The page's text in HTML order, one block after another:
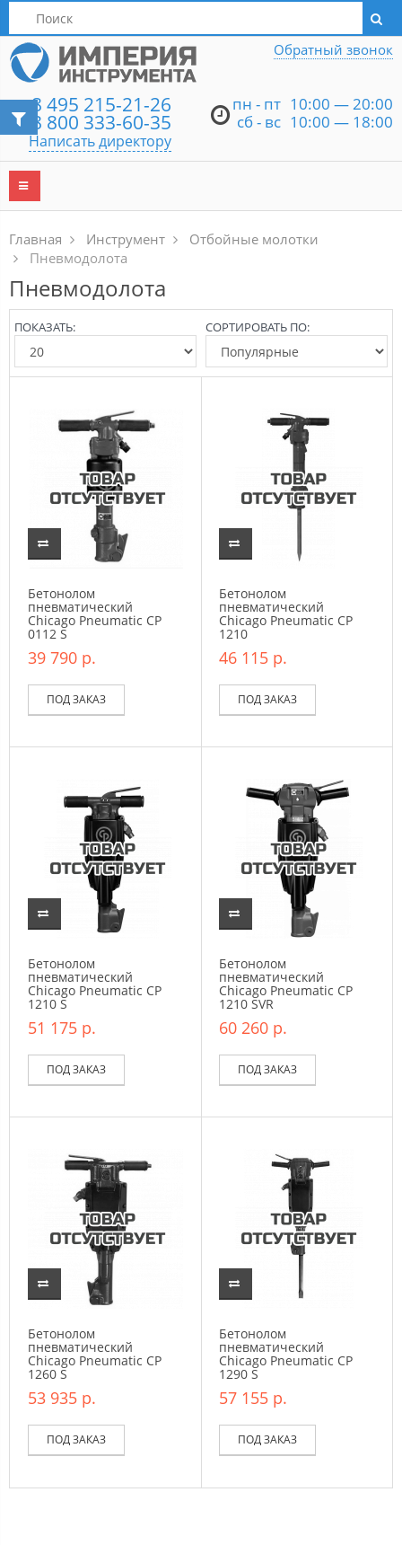
Написать директору
8 495 215-21-26
8 800 333-60-35
Написать директору
пн - пт 10:00 — 20:00
сб - вс 10:00 — 18:00
Обратный звонок
Главная Инструмент
Отбойные молотки
Пневмодолота
Пневмодолота
СОРТИРОВАТЬ ПО:
ПОКАЗАТЬ:
Бетонолом
пневматический
Chicago Pneumatic CP
0112 S
39 790 р.
ПОД ЗАКАЗ
Бетонолом
пневматический
Chicago Pneumatic CP
1210
46 115 р.
ПОД ЗАКАЗ
Бетонолом
пневматический
Chicago Pneumatic CP
1210 S
51 175 р.
ПОД ЗАКАЗ
Бетонолом
пневматический
Chicago Pneumatic CP
1210 SVR
60 260 р.
ПОД ЗАКАЗ
Бетонолом
пневматический
Chicago Pneumatic CP
1260 S
53 935 р.
ПОД ЗАКАЗ
Бетонолом
пневматический
Chicago Pneumatic CP
1290 S
57 155 р.
ПОД ЗАКАЗ